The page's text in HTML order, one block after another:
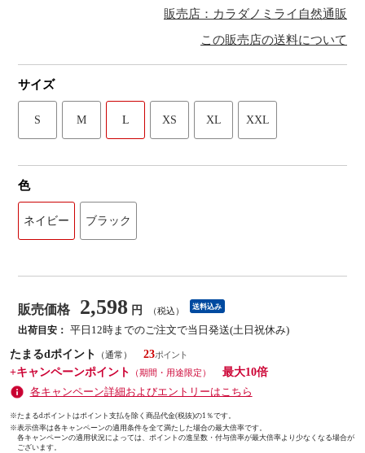
販売店：カラダノミライ自然通販
この販売店の送料について
サイズ
S M L XS XL XXL
色
ネイビー ブラック
販売価格 2,598 円 （税込） 送料込み
出荷目安： 平日12時までのご注文で当日発送(土日祝休み)
たまるdポイント
（通常）
23
+キャンペーンポイント
（期間・用途限定）
最大10倍
各キャンペーン詳細およびエントリーはこちら
※たまるdポイントはポイント支払を除く商品代金(税抜)の1％です。
※表示倍率は各キャンペーンの適用条件を全て満たした場合の最大倍率です。
各キャンペーンの適用状況によっては、ポイントの進呈数・付与倍率が最大倍率より少なくなる場合が
ございます。